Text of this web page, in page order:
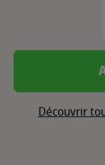
Découvrir